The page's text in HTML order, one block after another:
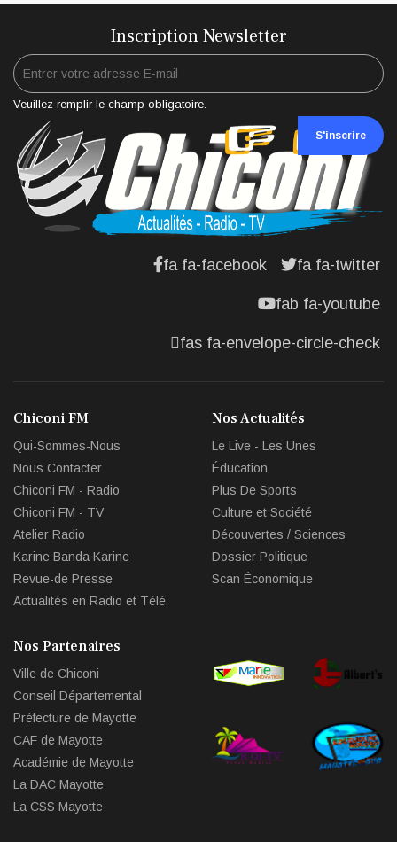
Inscription Newsletter
Veuillez remplir le champ obligatoire.
S'inscrire
fa fa-facebook fa fa-twitter
fab fa-youtube
fas fa-envelope-circle-check
Chiconi FM
Qui-Sommes-Nous
Nous Contacter
Chiconi FM - Radio
Chiconi FM - TV
Atelier Radio
Karine Banda Karine
Revue-de Presse
Actualités en Radio et Télé
Nos Actualités
Le Live - Les Unes
Éducation
Plus De Sports
Culture et Société
Découvertes / Sciences
Dossier Politique
Scan Économique
Nos Partenaires
Ville de Chiconi
Conseil Départemental
Préfecture de Mayotte
CAF de Mayotte
Académie de Mayotte
La DAC Mayotte
La CSS Mayotte